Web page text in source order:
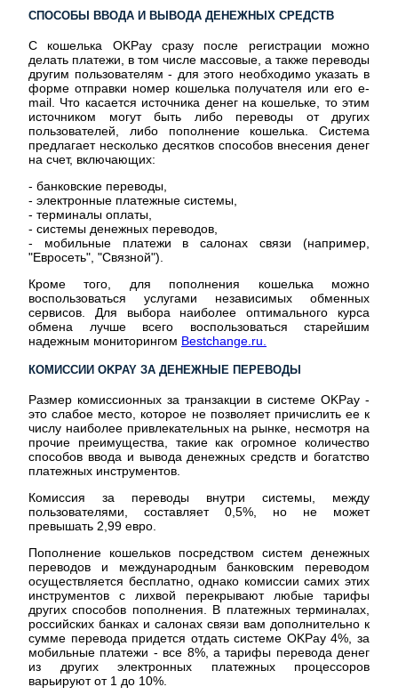
СПОСОБЫ ВВОДА И ВЫВОДА ДЕНЕЖНЫХ СРЕДСТВ
С кошелька OKPay сразу после регистрации можно
делать платежи, в том числе массовые, а также переводы
другим пользователям - для этого необходимо указать в
форме отправки номер кошелька получателя или его e-
mail. Что касается источника денег на кошельке, то этим
источником могут быть либо переводы от других
пользователей, либо пополнение кошелька. Система
предлагает несколько десятков способов внесения денег
на счет, включающих:
- банковские переводы,
- электронные платежные системы,
- терминалы оплаты,
- системы денежных переводов,
- мобильные платежи в салонах связи (например,
"Евросеть", "Связной").
Кроме того, для пополнения кошелька можно
воспользоваться услугами независимых обменных
сервисов. Для выбора наиболее оптимального курса
обмена лучше всего воспользоваться старейшим
надежным мониторингом Bestchange.ru.
КОМИССИИ OKPAY ЗА ДЕНЕЖНЫЕ ПЕРЕВОДЫ
Размер комиссионных за транзакции в системе OKPay -
это слабое место, которое не позволяет причислить ее к
числу наиболее привлекательных на рынке, несмотря на
прочие преимущества, такие как огромное количество
способов ввода и вывода денежных средств и богатство
платежных инструментов.
Комиссия за переводы внутри системы, между
пользователями, составляет 0,5%, но не может
превышать 2,99 евро.
Пополнение кошельков посредством систем денежных
переводов и международным банковским переводом
осуществляется бесплатно, однако комиссии самих этих
инструментов с лихвой перекрывают любые тарифы
других способов пополнения. В платежных терминалах,
российских банках и салонах связи вам дополнительно к
сумме перевода придется отдать системе OKPay 4%, за
мобильные платежи - все 8%, а тарифы перевода денег
из других электронных платежных процессоров
варьируют от 1 до 10%.